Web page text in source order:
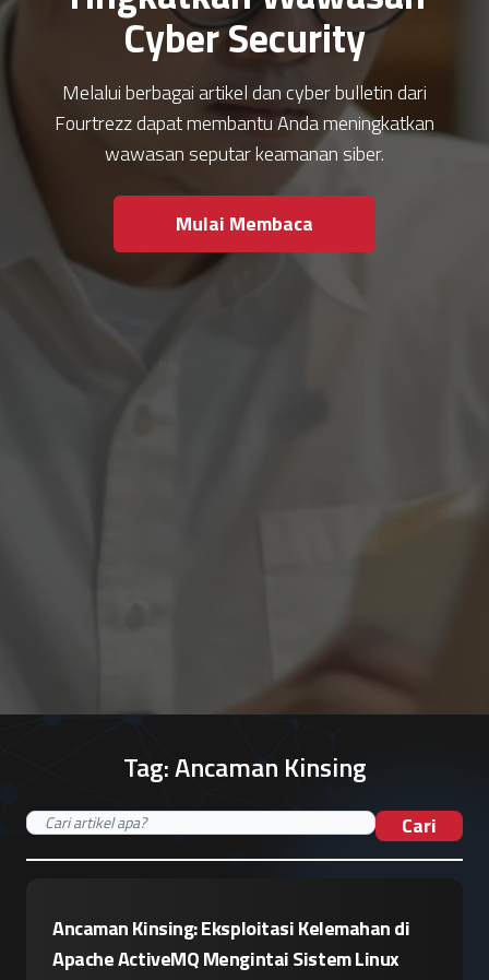
Cyber Security
Melalui berbagai artikel dan cyber bulletin dari
Fourtrezz dapat membantu Anda meningkatkan
wawasan seputar keamanan siber.
Mulai Membaca
Tag:Ancaman Kinsing
Cari
Ancaman Kinsing: Eksploitasi Kelemahan di
Apache ActiveMQ Mengintai Sistem Linux